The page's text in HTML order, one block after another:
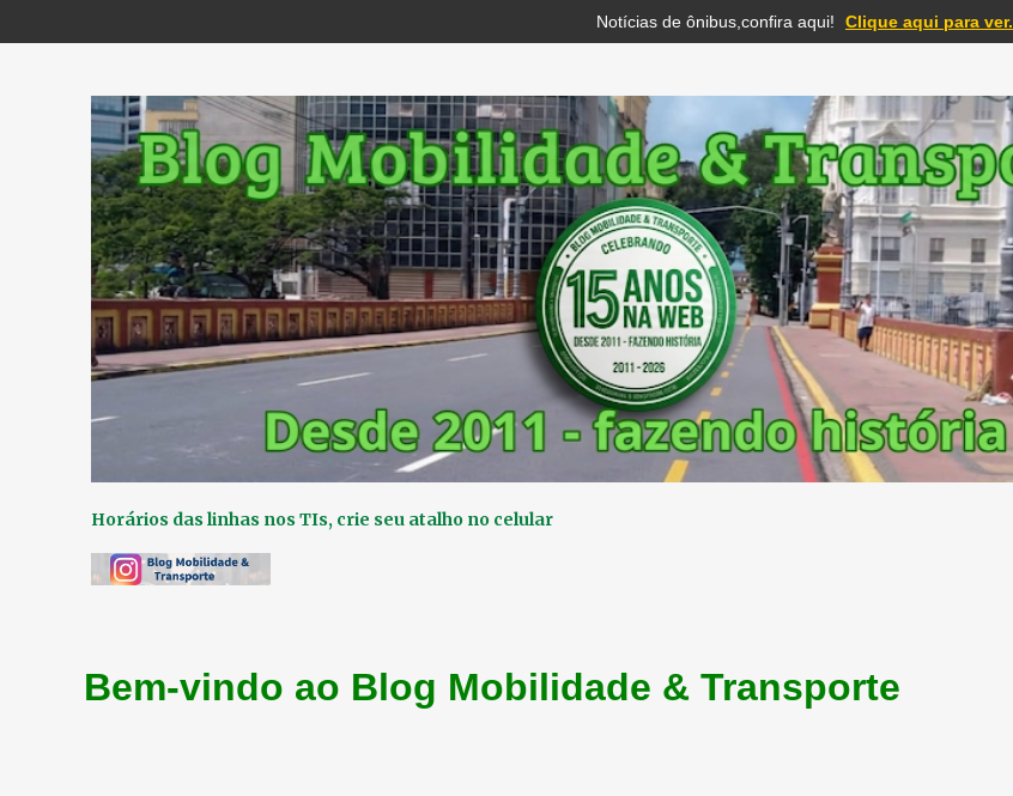
Pular para o conteúdo principal
Horários das linhas nos TIs, crie seu atalho no celular
Notícias de ônibus,confira aqui! Clique aqui para ver.
Bem-vindo ao Blog Mobilidade & Transporte